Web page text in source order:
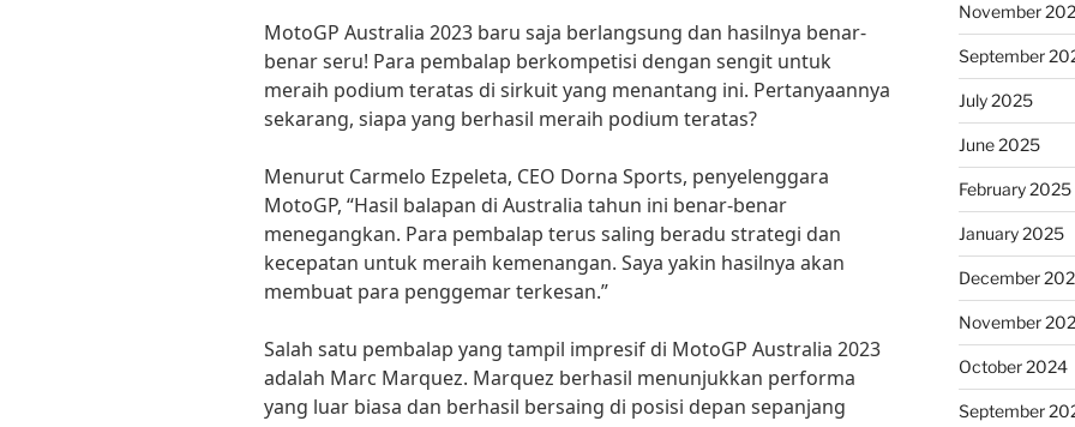
MotoGP Australia 2023 baru saja berlangsung dan hasilnya benar-
benar seru! Para pembalap berkompetisi dengan sengit untuk
meraih podium teratas di sirkuit yang menantang ini. Pertanyaannya
sekarang, siapa yang berhasil meraih podium teratas?
Menurut Carmelo Ezpeleta, CEO Dorna Sports, penyelenggara
MotoGP, “Hasil balapan di Australia tahun ini benar-benar
menegangkan. Para pembalap terus saling beradu strategi dan
kecepatan untuk meraih kemenangan. Saya yakin hasilnya akan
membuat para penggemar terkesan.”
Salah satu pembalap yang tampil impresif di MotoGP Australia 2023
adalah Marc Marquez. Marquez berhasil menunjukkan performa
yang luar biasa dan berhasil bersaing di posisi depan sepanjang
November
September
July 2025
June 2025
February 2025
January 2025
December
November
October 2024
September